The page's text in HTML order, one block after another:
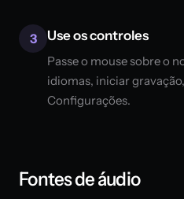
3 Use os controles
Passe o mouse sobre o
idiomas, iniciar
Configurações.
Fontes de áudio